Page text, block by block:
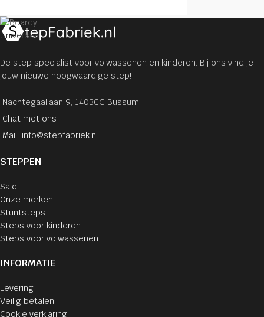
Universeel
De step specialist voor volwassenen en kinderen. Bij ons vind je
jouw nieuwe hoogwaardige step!
Nachtegaallaan 9, 1403CG Bussum
Chat met ons
Mail: info@stepfabriek.nl
STEPPEN
Sale
Onze merken
Stuntsteps
Steps voor kinderen
Steps voor volwassenen
INFORMATIE
Levering
Veilig betalen
Cookie verklaring